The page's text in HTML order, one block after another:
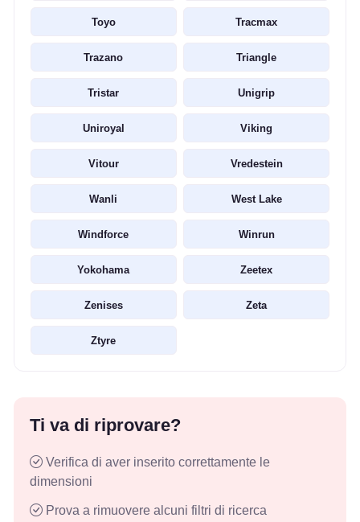
Toyo Tracmax
Trazano Triangle
Tristar Unigrip
Uniroyal Viking
Vitour Vredestein
Wanli West Lake
Windforce Winrun
Yokohama Zeetex
Zenises Zeta
Ztyre
Ti va di riprovare?
Verifica di aver inserito correttamente le
dimensioni
Prova a rimuovere alcuni filtri di ricerca